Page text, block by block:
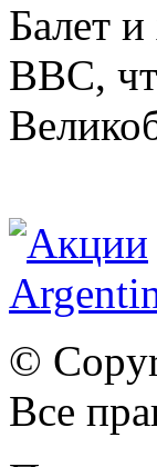
Балет
BBC,
©
Все